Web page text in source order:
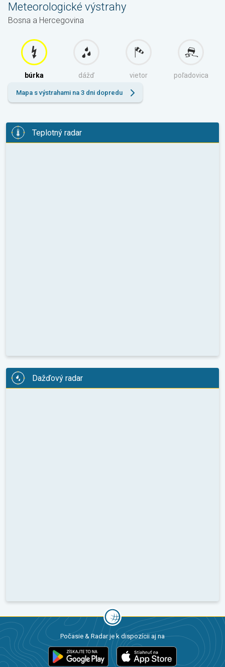
Meteorologické výstrahy
Bosna a Hercegovina
búrka dážď vietor poľadovica
Mapa s výstrahami na 3 dni dopredu
Teplotný radar
Dažďový radar
Počasie & Radar je k dispozícii aj na